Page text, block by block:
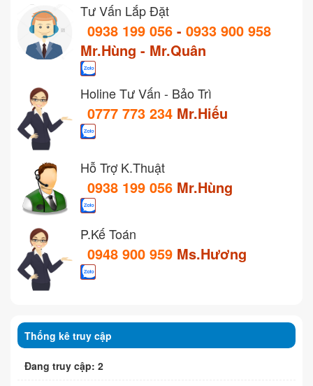
Tư Vấn Lắp Đặt
0938 199 056 - 0933 900 958
Mr.Hùng - Mr.Quân
Holine Tư Vấn - Bảo Trì
0777 773 234 Mr.Hiếu
Hỗ Trợ K.Thuật
0938 199 056 Mr.Hùng
P.Kế Toán
0948 900 959 Ms.Hương
Thống kê truy cập
Đang truy cập: 2